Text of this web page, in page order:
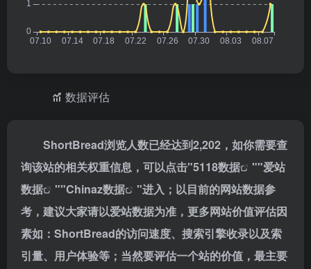
数据评估
ShortBread浏览人数已经达到2,202，如你需要查
询该站的相关权重信息，可以点击"5118数据 ""爱站
数据
""Chinaz数据
"进入；以目前的网站数据参
考，建议大家请以爱站数据为准，更多网站价值评估因
素如：ShortBread的访问速度、搜索引擎收录以及索
引量、用户体验等；当然要评估一个站的价值，最主要